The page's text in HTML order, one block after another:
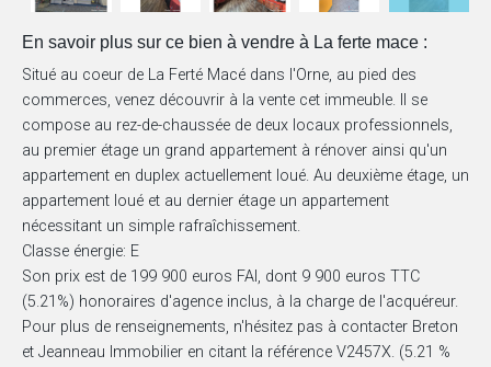
En savoir plus sur ce bien à vendre à La ferte mace :
Situé au coeur de La Ferté Macé dans l'Orne, au pied des
commerces, venez découvrir à la vente cet immeuble. Il se
compose au rez-de-chaussée de deux locaux professionnels,
au premier étage un grand appartement à rénover ainsi qu'un
appartement en duplex actuellement loué. Au deuxième étage, un
appartement loué et au dernier étage un appartement
nécessitant un simple rafraîchissement.
Classe énergie: E
Son prix est de 199 900 euros FAI, dont 9 900 euros TTC
(5.21%) honoraires d'agence inclus, à la charge de l'acquéreur.
Pour plus de renseignements, n'hésitez pas à contacter Breton
et Jeanneau Immobilier en citant la référence V2457X. (5.21 %